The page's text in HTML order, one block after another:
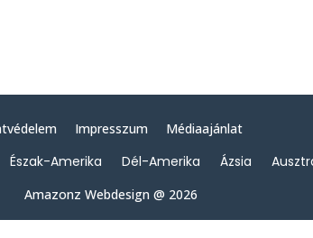
Impresszum Médiaajánlat
Észak-Amerika Dél-Amerika Ázsia
Amazonz Webdesign @ 2026